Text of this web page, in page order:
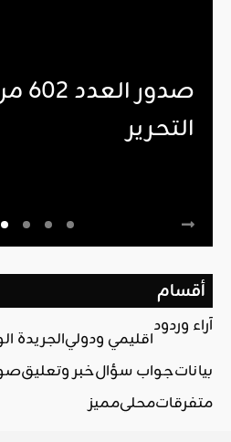
التحرير
أقسام
آراء وردود
اقليمي ودوليالجريدة
بياناتجواب سؤالخبر وتعليق
متفرقاتمحليمميز